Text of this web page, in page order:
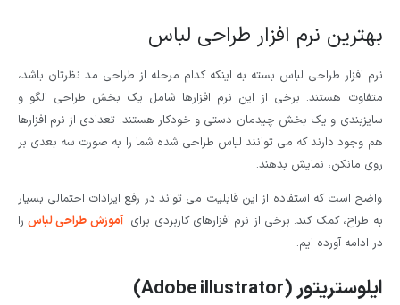
بهترین نرم افزار طراحی لباس
نرم افزار طراحی لباس بسته به اینکه کدام مرحله از طراحی مد نظرتان باشد،
متفاوت هستند. برخی از این نرم افزارها شامل یک بخش طراحی الگو و
سایزبندی و یک بخش چیدمان دستی و خودکار هستند. تعدادی از نرم افزارها
هم وجود دارند که می توانند لباس طراحی شده شما را به صورت سه بعدی بر
روی مانکن، نمایش بدهند.
واضح است که استفاده از این قابلیت می تواند در رفع ایرادات احتمالی بسیار
به طراح، کمک کند. برخی از نرم افزارهای کاربردی برایآموزش طراحی لباس را
در ادامه آورده ایم.
ایلوستریتور (Adobe illustrator)